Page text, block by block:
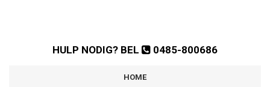
HULP NODIG? BEL 0485-800686
HOME